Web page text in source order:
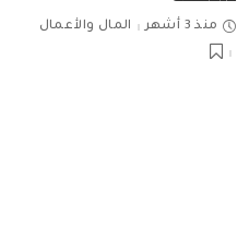
منذ 3 أشهر المال والأعمال